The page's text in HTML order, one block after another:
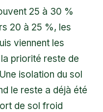
25 à 30 %
20 à 25 %, les
viennent les
priorité reste de
isolation du sol
le reste a déjà été
de sol froid